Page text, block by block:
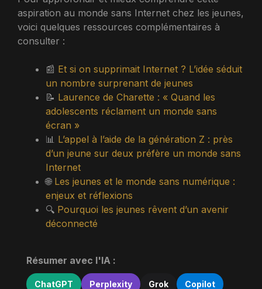
aspiration au monde sans Internet chez les jeunes,
voici quelques ressources complémentaires à
consulter :
📰 Et si on supprimait Internet ? L’idée séduit
un nombre surprenant de jeunes
📝 Laurence de Charette : « Quand les
adolescents réclament un monde sans
écran »
📊 L’appel à l’aide de la génération Z : près
d’un jeune sur deux préfère un monde sans
Internet
🌐 Les jeunes et le monde sans numérique :
enjeux et réflexions
🔍 Pourquoi les jeunes rêvent d’un avenir
déconnecté
Résumer avec l'IA :
ChatGPT Perplexity Grok Copilot